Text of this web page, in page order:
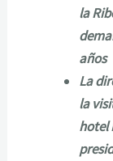
la
años
La
la
hotel